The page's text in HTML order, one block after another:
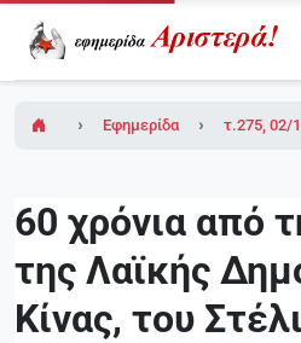
Εφημερίδα Αριστερά!τ.275, 02/
60 χρόνια από
της Λαϊκής
Κίνας, του